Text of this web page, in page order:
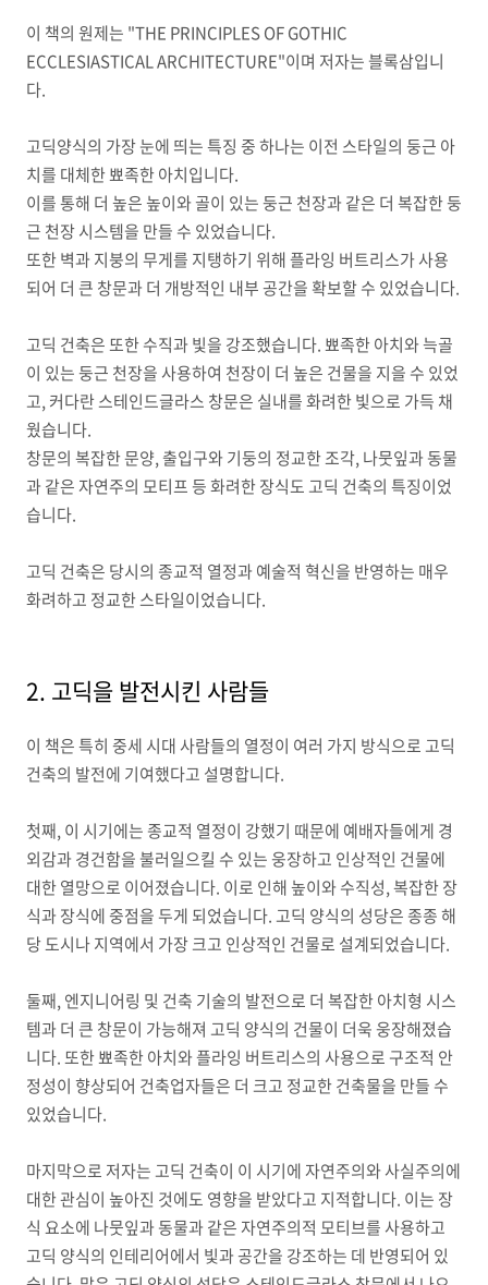
이 책의 원제는 "THE PRINCIPLES OF GOTHIC
ECCLESIASTICAL ARCHITECTURE"이며 저자는 블록삼입니
다.
고딕양식의 가장 눈에 띄는 특징 중 하나는 이전 스타일의 둥근 아
치를 대체한 뾰족한 아치입니다.
이를 통해 더 높은 높이와 골이 있는 둥근 천장과 같은 더 복잡한 둥
근 천장 시스템을 만들 수 있었습니다.
또한 벽과 지붕의 무게를 지탱하기 위해 플라잉 버트리스가 사용
되어 더 큰 창문과 더 개방적인 내부 공간을 확보할 수 있었습니다.
고딕 건축은 또한 수직과 빛을 강조했습니다.뾰족한 아치와 늑골
이 있는 둥근 천장을 사용하여 천장이 더 높은 건물을 지을 수 있었
고, 커다란 스테인드글라스 창문은 실내를 화려한 빛으로 가득 채
웠습니다.
창문의 복잡한 문양,출입구와 기둥의 정교한 조각, 나뭇잎과 동물
과 같은 자연주의 모티프 등 화려한 장식도 고딕 건축의 특징이었
습니다.
고딕 건축은 당시의 종교적 열정과 예술적 혁신을 반영하는 매우
화려하고 정교한 스타일이었습니다.
2. 고딕을 발전시킨 사람들
이 책은 특히 중세 시대 사람들의 열정이 여러 가지 방식으로 고딕
건축의 발전에 기여했다고 설명합니다.
첫째, 이 시기에는 종교적 열정이 강했기 때문에 예배자들에게 경
외감과 경건함을 불러일으킬 수 있는 웅장하고 인상적인 건물에
대한 열망으로 이어졌습니다. 이로 인해 높이와 수직성,복잡한 장
식과 장식에 중점을 두게 되었습니다.고딕 양식의 성당은 종종 해
당 도시나 지역에서 가장 크고 인상적인 건물로 설계되었습니다.
둘째, 엔지니어링 및 건축 기술의 발전으로 더 복잡한 아치형 시스
템과 더 큰 창문이 가능해져 고딕 양식의 건물이 더욱 웅장해졌습
니다.또한 뾰족한 아치와 플라잉 버트리스의 사용으로 구조적 안
정성이 향상되어 건축업자들은 더 크고 정교한 건축물을 만들 수
있었습니다.
마지막으로 저자는 고딕 건축이 이 시기에 자연주의와 사실주의에
대한 관심이 높아진 것에도 영향을 받았다고 지적합니다. 이는 장
식 요소에 나뭇잎과 동물과 같은 자연주의적 모티브를 사용하고
고딕 양식의 인테리어에서 빛과 공간을 강조하는 데 반영되어 있